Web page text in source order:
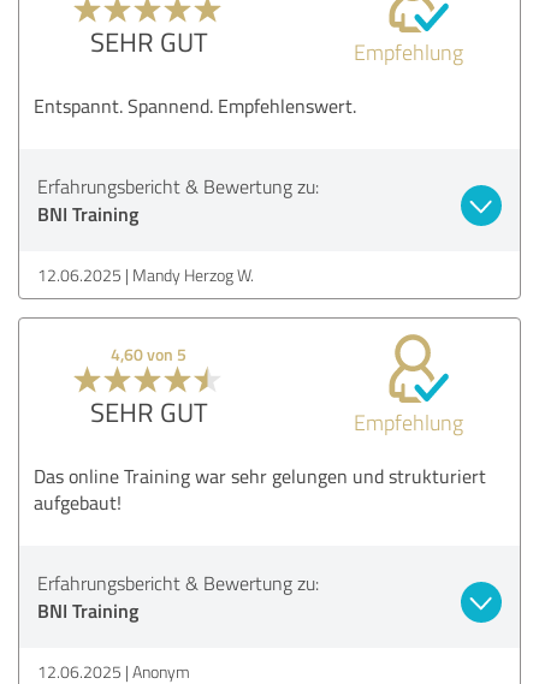
SEHR GUT Empfehlung
Entspannt. Spannend. Empfehlenswert.
Erfahrungsbericht & Bewertung zu:
BNI Training
12.06.2025 Mandy Herzog W.
4,60 von 5
SEHR GUT Empfehlung
Das online Training war sehr gelungen und strukturiert
aufgebaut!
Erfahrungsbericht & Bewertung zu:
BNI Training
12.06.2025 Anonym